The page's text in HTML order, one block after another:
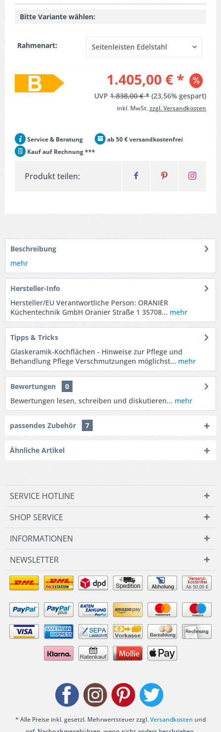
Bitte Variante wählen:
Rahmenart:
1.405,00 € *
UVP 1.838,00 € * (23,56% gespart)
inkl. MwSt.zzgl. Versandkosten
Service & Beratung
ab 50 € versandkostenfrei
Kauf auf Rechnung ***
Produkt teilen:
Beschreibung
mehr
Hersteller-Info
Hersteller/EU Verantwortliche Person: ORANIER
Küchentechnik GmbH Oranier Straße 1 35708... mehr
Tipps & Tricks
Glaskeramik-Kochflächen - Hinweise zur Pflege und
Behandlung Pflege Verschmutzungen möglichst... mehr
Bewertungen
0
Bewertungen lesen, schreiben und diskutieren... mehr
passendes Zubehör 7
Ähnliche Artikel
SERVICE HOTLINE
SHOP SERVICE
INFORMATIONEN
NEWSLETTER
Ab 50,00 €
* Alle Preise inkl. gesetzl. Mehrwertsteuer zzgl.Versandkosten und